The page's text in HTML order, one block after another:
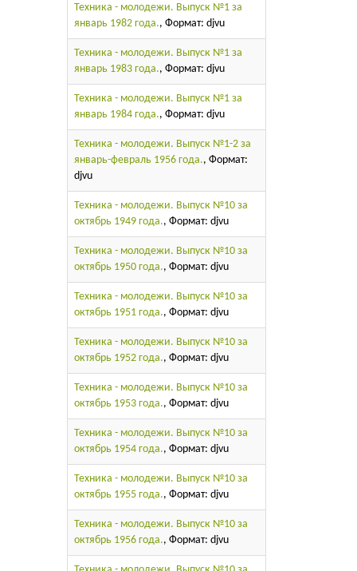
Техника - молодежи. Выпуск №1 за
январь 1982 года., Формат: djvu
Техника - молодежи. Выпуск №1 за
январь 1983 года., Формат: djvu
Техника - молодежи. Выпуск №1 за
январь 1984 года., Формат: djvu
Техника - молодежи. Выпуск №1-2 за
январь-февраль 1956 года., Формат:
djvu
Техника - молодежи. Выпуск №10 за
октябрь 1949 года., Формат: djvu
Техника - молодежи. Выпуск №10 за
октябрь 1950 года., Формат: djvu
Техника - молодежи. Выпуск №10 за
октябрь 1951 года., Формат: djvu
Техника - молодежи. Выпуск №10 за
октябрь 1952 года., Формат: djvu
Техника - молодежи. Выпуск №10 за
октябрь 1953 года., Формат: djvu
Техника - молодежи. Выпуск №10 за
октябрь 1954 года., Формат: djvu
Техника - молодежи. Выпуск №10 за
октябрь 1955 года., Формат: djvu
Техника - молодежи. Выпуск №10 за
октябрь 1956 года., Формат: djvu